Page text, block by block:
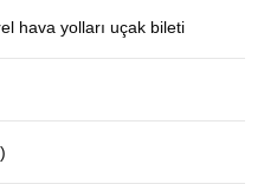
hava yolları uçak bileti